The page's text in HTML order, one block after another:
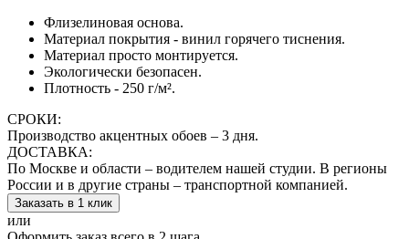
Флизелиновая основа.
Материал покрытия - винил горячего тиснения.
Материал просто монтируется.
Экологически безопасен.
Плотность - 250 г/м².
СРОКИ:
Производство акцентных обоев – 3 дня.
ДОСТАВКА:
По Москве и области – водителем нашей студии. В регионы
России и в другие страны – транспортной компанией.
Заказать в 1 клик
или